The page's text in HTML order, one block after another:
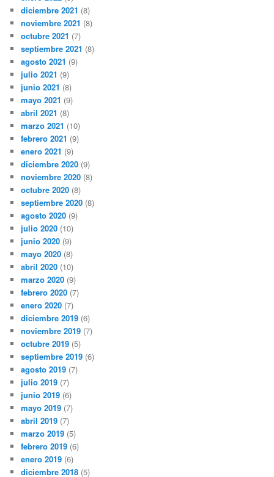
diciembre 2021 (8)
noviembre 2021 (8)
octubre 2021 (7)
septiembre 2021 (8)
agosto 2021 (9)
julio 2021 (9)
junio 2021 (8)
mayo 2021 (9)
abril 2021 (8)
marzo 2021 (10)
febrero 2021 (9)
enero 2021 (9)
diciembre 2020 (9)
noviembre 2020 (8)
octubre 2020 (8)
septiembre 2020 (8)
agosto 2020 (9)
julio 2020 (10)
junio 2020 (9)
mayo 2020 (8)
abril 2020 (10)
marzo 2020 (9)
febrero 2020 (7)
enero 2020 (7)
diciembre 2019 (6)
noviembre 2019 (7)
octubre 2019 (5)
septiembre 2019 (6)
agosto 2019 (7)
julio 2019 (7)
junio 2019 (6)
mayo 2019 (7)
abril 2019 (7)
marzo 2019 (5)
febrero 2019 (6)
enero 2019 (6)
diciembre 2018 (5)